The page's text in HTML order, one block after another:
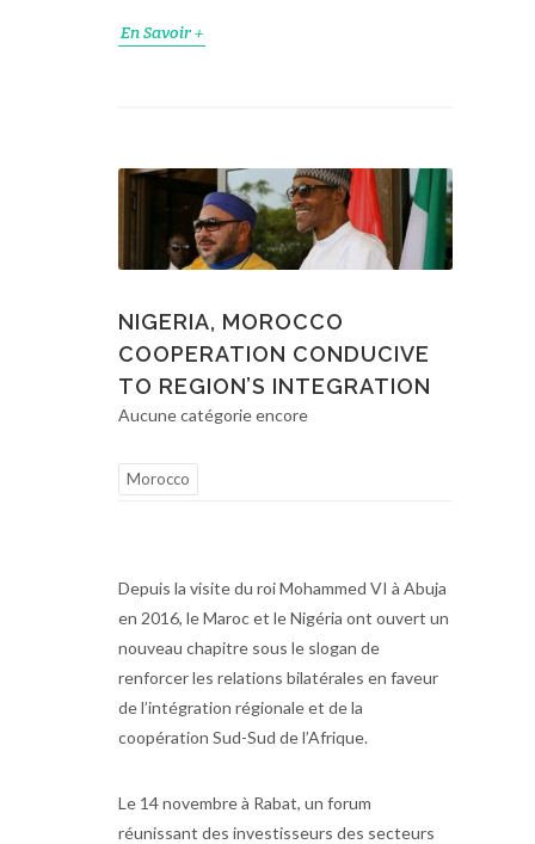
En Savoir +
NIGERIA, MOROCCO
COOPERATION CONDUCIVE
TO REGION’S INTEGRATION
Aucune catégorie encore
Morocco
Depuis la visite du roi Mohammed VI à Abuja
en 2016, le Maroc et le Nigéria ont ouvert un
nouveau chapitre sous le slogan de
renforcer les relations bilatérales en faveur
de l’intégration régionale et de la
coopération Sud-Sud de l’Afrique.
Le 14 novembre à Rabat, un forum
réunissant des investisseurs des secteurs